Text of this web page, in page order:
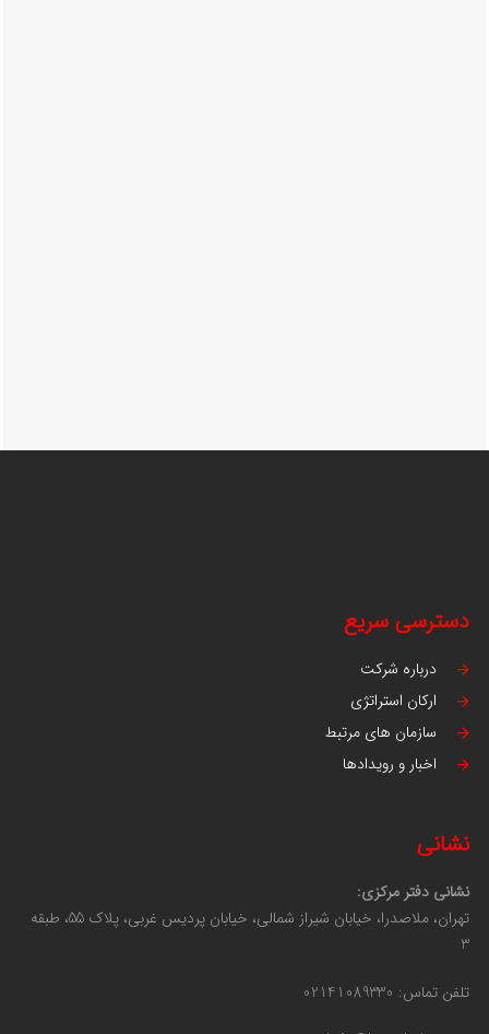
دسترسی سریع
درباره شرکت
ارکان استراتژی
سازمان های مرتبط
اخبار و رویدادها
نشانی
نشانی دفتر مرکزی:
تهران، ملاصدرا، خیابان شیراز شمالی، خیابان پردیس غربی، پلاک 55، طبقه
3
تلفن تماس: 02141089330